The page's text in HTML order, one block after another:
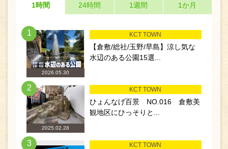
1時間 24時間 1週間 1か月
1
2026.05.30
KCT TOWN
【倉敷/総社/玉野/早島】涼し気な
水辺のある公園15選...
2
2025.02.28
KCT TOWN
ひょんなげ百景 NO.016 倉敷美
観地区にひっそりと...
3 KCT TOWN